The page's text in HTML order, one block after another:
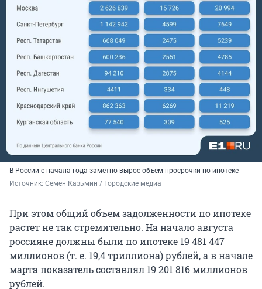
В России с начала года заметно вырос объем просрочки по ипотеке
Источник: Семен Казьмин / Городские медиа
При этом общий объем задолженности по ипотеке
растет не так стремительно. На начало августа
россияне должны были по ипотеке 19 481 447
миллионов (т. е. 19,4 триллиона) рублей, а в начале
марта показатель составлял 19 201 816миллионов
рублей.